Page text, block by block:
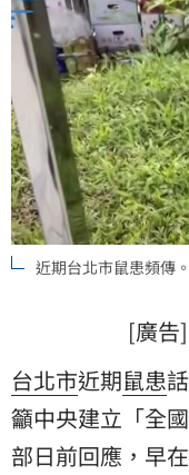
近期台北市鼠患頻傳
[廣告
台北市近期鼠患
籲中央建立「全
部日前回應，早